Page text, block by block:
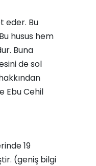
eder. Bu
husus hem
Buna
de sol
Ebu Cehil
19
(geniş bilgi